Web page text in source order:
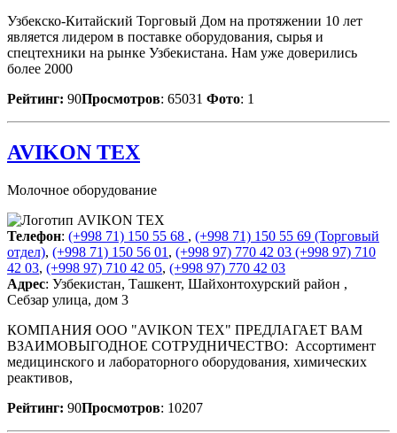
Узбекско-Китайский Торговый Дом на протяжении 10 лет
является лидером в поставке оборудования, сырья и
спецтехники на рынке Узбекистана. Нам уже доверились
более 2000
Рейтинг: 90Просмотров: 65031 Фото: 1
AVIKON TEX
Молочное оборудование
Телефон: (+998 71) 150 55 68 , (+998 71) 150 55 69 (Торговый
отдел), (+998 71) 150 56 01 , (+998 97) 770 42 03 (+998 97) 710
42 03, (+998 97) 710 42 05, (+998 97) 770 42 03
Адрес: Узбекистан, Ташкент, Шайхонтохурский район ,
Себзар улица, дом 3
КОМПАНИЯ ООО "AVIKON TEX" ПРЕДЛАГАЕТ ВАМ
ВЗАИМОВЫГОДНОЕ СОТРУДНИЧЕСТВО: Ассортимент
медицинского и лабораторного оборудования, химических
реактивов,
Рейтинг: 90Просмотров: 10207